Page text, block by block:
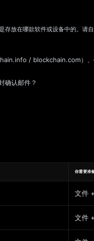
放在哪款软件或设备中的。请自
/ blockchain.com）、
确认邮件？
你需要准
文件
文件